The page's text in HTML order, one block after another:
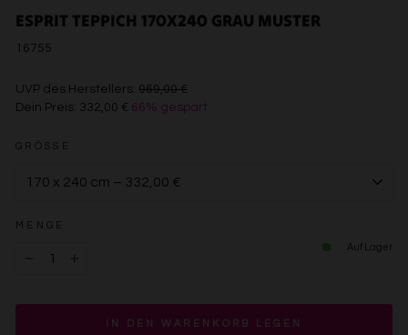
ESPRIT TEPPICH 170X240 GRAU MUSTER
16755
UVP des Herstellers: 969,00 €€969,00
Dein Preis: 332,00 € 66% gespart
GRÖSSE
MENGE
Auf Lager
IN DEN WARENKORB LEGEN